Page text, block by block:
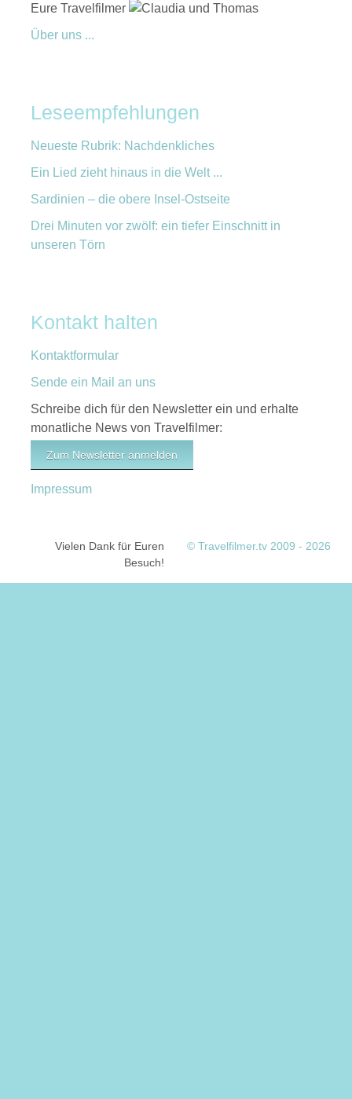
Eure Travelfilmer
Über uns ...
Leseempfehlungen
Neueste Rubrik: Nachdenkliches
Ein Lied zieht hinaus in die Welt ...
Sardinien – die obere Insel-Ostseite
Drei Minuten vor zwölf: ein tiefer Einschnitt in
unseren Törn
Kontakt halten
Kontaktformular
Sende ein Mail an uns
Schreibe dich für den Newsletter ein und erhalte
monatliche News von Travelfilmer:
Zum Newsletter anmelden
Impressum
Vielen Dank für Euren
Besuch!
© Travelfilmer.tv 2009 - 2026